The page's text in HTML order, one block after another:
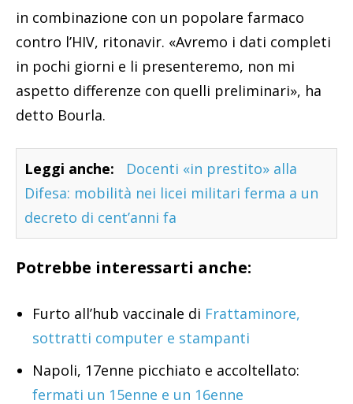
in combinazione con un popolare farmaco
contro l’HIV, ritonavir. «Avremo i dati completi
in pochi giorni e li presenteremo, non mi
aspetto differenze con quelli preliminari», ha
detto Bourla.
Leggi anche:
Docenti «in prestito» alla
Difesa: mobilità nei licei militari ferma a un
decreto di cent’anni fa
Potrebbe interessarti anche:
Furto all’hub vaccinale di Frattaminore,
sottratti computer e stampanti
Napoli, 17enne picchiato e accoltellato:
fermati un 15enne e un 16enne